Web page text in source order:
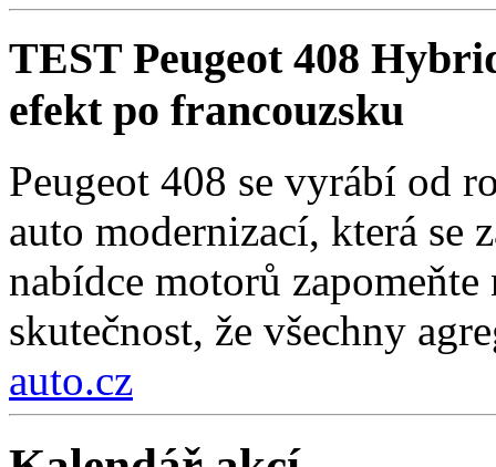
TEST Peugeot 408
efekt po francouzsku
Peugeot 408 se vyrábí od
auto modernizací, která se
nabídce motorů
skutečnost, že všechny
auto.cz